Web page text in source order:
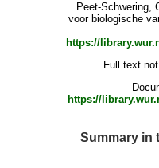
Peet-Schwering,
voor biologische
https://
Full text
https://
Summary in